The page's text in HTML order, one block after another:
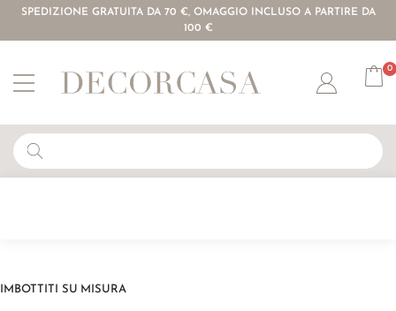
SPEDIZIONE GRATUITA DA 70 €, OMAGGIO INCLUSO A PARTIRE DA
100 €
Account
0
IMBOTTITI SU MISURA